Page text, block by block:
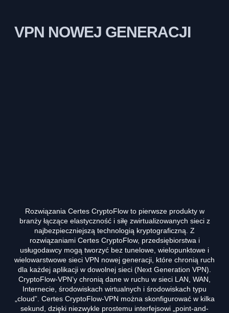
VPN NOWEJ GENERACJI
Rozwiązania Certes CryptoFlow to pierwsze produkty w
branży łączące elastyczność i siłę zwirtualizowanych sieci z
najbezpieczniejszą technologią kryptograficzną. Z
rozwiązaniami Certes CryptoFlow, przedsiębiorstwa i
usługodawcy mogą tworzyć bez tunelowe, wielopunktowe i
wielowarstwowe sieci VPN nowej generacji, które chronią ruch
dla każdej aplikacji w dowolnej sieci (Next Generation VPN).
CryptoFlow-VPN’y chronią dane w ruchu w sieci LAN, WAN,
Internecie, środowiskach wirtualnych i środowiskach typu
„cloud”. Certes CryptoFlow-VPN można skonfigurować w kilka
sekund, dzięki niezwykle prostemu interfejsowi „point-and-